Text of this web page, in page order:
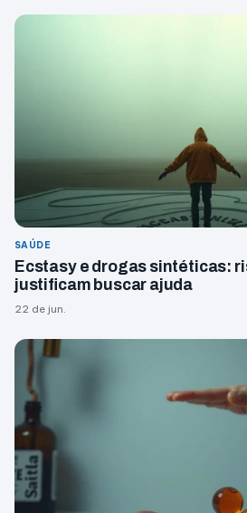
SAÚDE
Ecstasy e drogas sintéticas:
justificam buscar ajuda
22 de jun.